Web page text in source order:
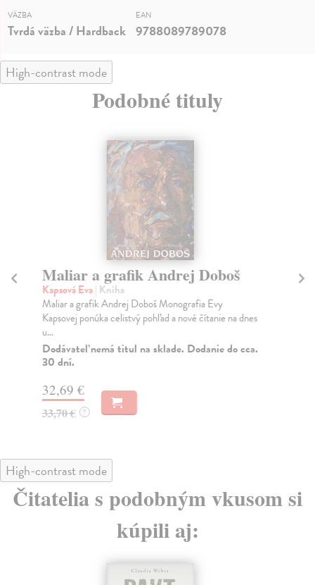
VÄZBA
Tvrdá väzba / Hardback
EAN
9788089789078
High-contrast mode
Podobné tituly
Maliar a grafik Andrej Doboš
Kapsová Eva| Kniha
Maliar a grafik Andrej Doboš Monografia Evy
Kapsovej ponúka celistvý pohľad a nové čítanie na dnes
u...
Dodávateľ nemá titul na sklade. Dodanie do cca.
30 dní.
32,69 €
33,70 € ?
High-contrast mode
Čitatelia s podobným vkusom si
kúpili aj: